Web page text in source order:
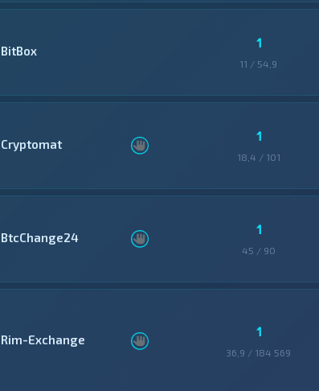
BitBox 1
11 / 54,9
Cryptomat 1
18,4 / 101
BtcChange24 1
45 / 90
Rim-Exchange 1
36,9 / 184 569